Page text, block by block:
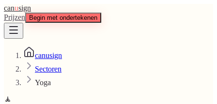
canusign
Prijzen
Begin met ondertekenen
canusign
Sectoren
Yoga
🧘